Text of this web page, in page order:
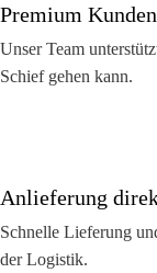
Premium
Unser Team
Schief gehen kann.
Anlieferung
Schnelle Lieferung
der Logistik.